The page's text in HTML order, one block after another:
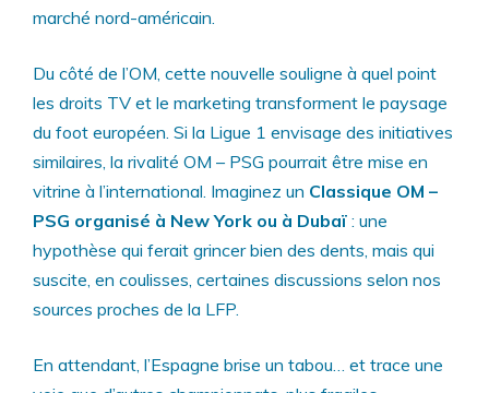
marché nord-américain.
Du côté de l’OM, cette nouvelle souligne à quel point
les droits TV et le marketing transforment le paysage
du foot européen. Si la Ligue 1 envisage des initiatives
similaires, la rivalité OM – PSG pourrait être mise en
vitrine à l’international. Imaginez un Classique OM –
PSG organisé à New York ou à Dubaï : une
hypothèse qui ferait grincer bien des dents, mais qui
suscite, en coulisses, certaines discussions selon nos
sources proches de la LFP.
En attendant, l’Espagne brise un tabou… et trace une